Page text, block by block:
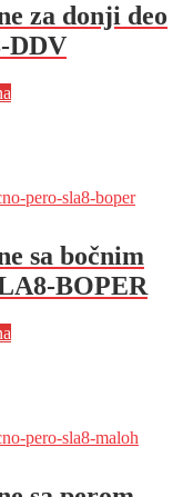
za donji deo
DDV
sa bočnim
BOPER